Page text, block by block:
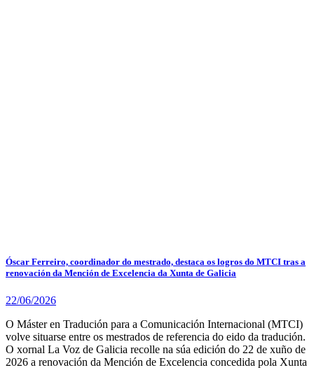
Óscar Ferreiro, coordinador do mestrado, destaca os logros do MTCI tras a
renovación da Mención de Excelencia da Xunta de Galicia
22/06/2026
O Máster en Tradución para a Comunicación Internacional (MTCI)
volve situarse entre os mestrados de referencia do eido da tradución.
O xornal La Voz de Galicia recolle na súa edición do 22 de xuño de
2026 a renovación da Mención de Excelencia concedida pola Xunta